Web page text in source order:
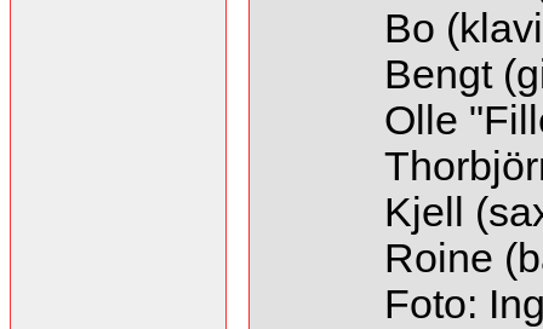
Bo
Bengt
Olle
Kjell
Roine
Foto: